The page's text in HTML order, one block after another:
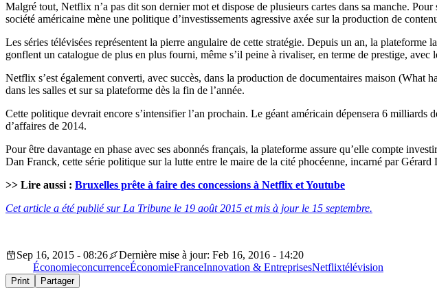
Malgré tout, Netflix n’a pas dit son dernier mot et dispose de plusieurs cartes dans sa manche.
société américaine mène une politique d’investissements agressive axée sur la production de
Les séries télévisées représentent la pierre angulaire de cette stratégie. Depuis un an, la
gonflent un catalogue de plus en plus fourni, même s’il peine à rivaliser, en terme de prestige,
Netflix s’est également converti, avec succès, dans la production de documentaires maison
dans les salles et sur sa plateforme dès la fin de l’année.
Cette politique devrait encore s’intensifier l’an prochain. Le géant américain dépensera 6
d’affaires de 2014.
Pour être davantage en phase avec ses abonnés français, la plateforme assure qu’elle compte
Dan Franck, cette série politique sur la lutte entre le maire de la cité phocéenne, incarné par
>> Lire aussi : Bruxelles prête à faire des concessions à Netflix et Youtube
Cet article a été publié sur La Tribune le 19 août 2015 et mis à jour le 15 septembre.
Sep 16, 2015 - 08:26
Dernière mise à jour: Feb 16, 2016 - 14:20
ÉconomieconcurrenceÉconomieFranceInnovation & EntreprisesNetflixtélévision
Print Partager